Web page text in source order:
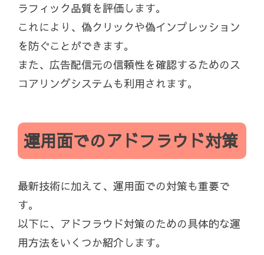
ラフィック品質を評価します。
これにより、偽クリックや偽インプレッション
を防ぐことができます。
また、広告配信元の信頼性を確認するためのス
コアリングシステムも利用されます。
運用面でのアドフラウド対策
最新技術に加えて、運用面での対策も重要で
す。
以下に、アドフラウド対策のための具体的な運
用方法をいくつか紹介します。